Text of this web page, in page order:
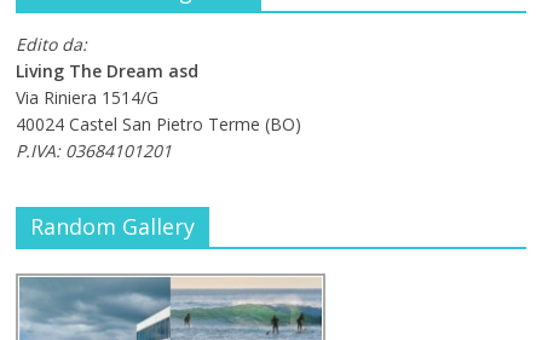
Edito da:
Living The Dream asd
Via Riniera 1514/G
40024 Castel San Pietro Terme (BO)
P.IVA: 03684101201
Random Gallery